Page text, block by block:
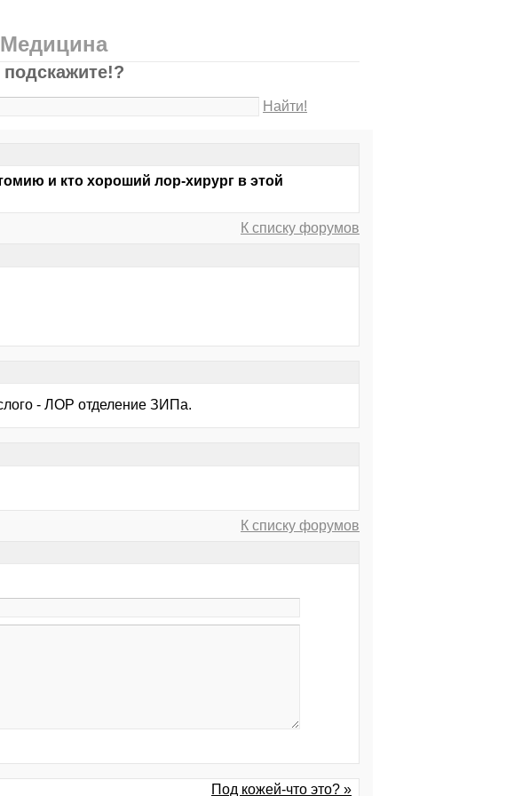
Найти!
и кто хороший лор-хирург в этой
К списку форумов
- ЛОР отделение ЗИПа.
К списку форумов
Под кожей-что это? »